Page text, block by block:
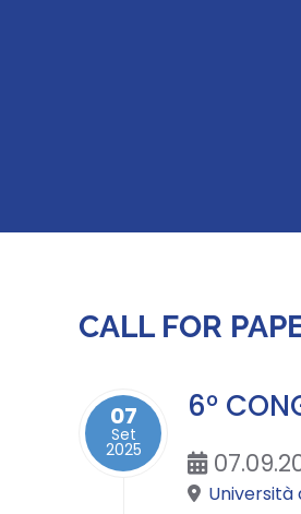
CALL FOR
07
Set
2025
6°
Università